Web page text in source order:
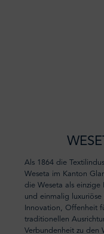
Als 1864 die
Weseta im Kanton
die Weseta als einzige
und einmalig
Innovation, Offenheit
traditionellen
Verbundenheit zu den